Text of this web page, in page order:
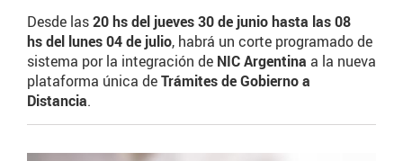
Desde las20 hs del jueves 30 de junio hasta las 08
hs del lunes 04 de julio, habrá un corte programado de
sistema por la integración de NIC Argentina a la nueva
plataforma única deTrámites de Gobierno a
Distancia.